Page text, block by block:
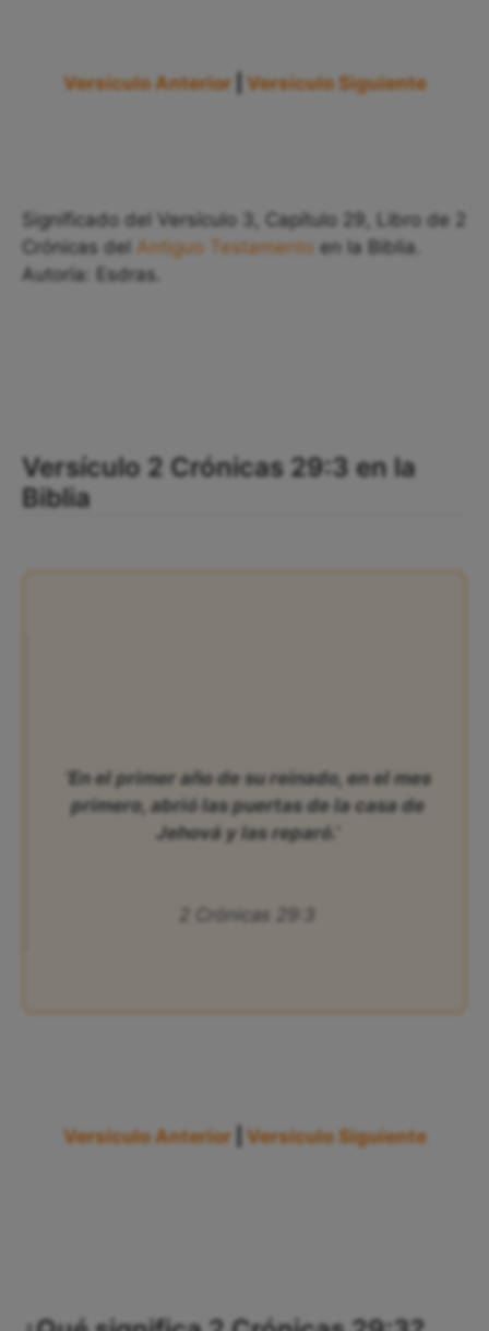
Versículo Anterior Versículo Siguiente
Significado del Versículo 3, Capítulo 29, Libro de 2
Crónicas del Antiguo Testamento en la Biblia.
Autoría: Esdras.
Versículo 2 Crónicas 29:3 en la
Biblia
‘En el primer año de su reinado, en el mes
primero, abrió las puertas de la casa de
Jehová y las reparó.’
2 Crónicas 29:3
Versículo Anterior Versículo Siguiente